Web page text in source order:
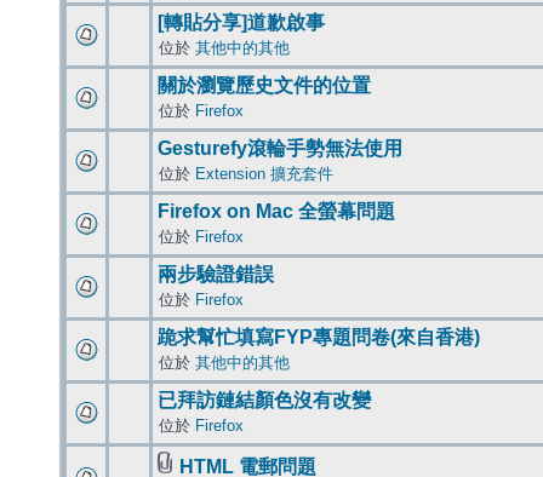
[轉貼分享]道歉啟事
位於 其他中的其他
關於瀏覽歷史文件的位置
位於 Firefox
Gesturefy滾輪手勢無法使用
位於 Extension 擴充套件
Firefox on Mac 全螢幕問題
位於 Firefox
兩步驗證錯誤
位於 Firefox
跪求幫忙填寫FYP專題問卷(來自香港)
位於 其他中的其他
已拜訪鏈結顏色沒有改變
位於 Firefox
HTML 電郵問題